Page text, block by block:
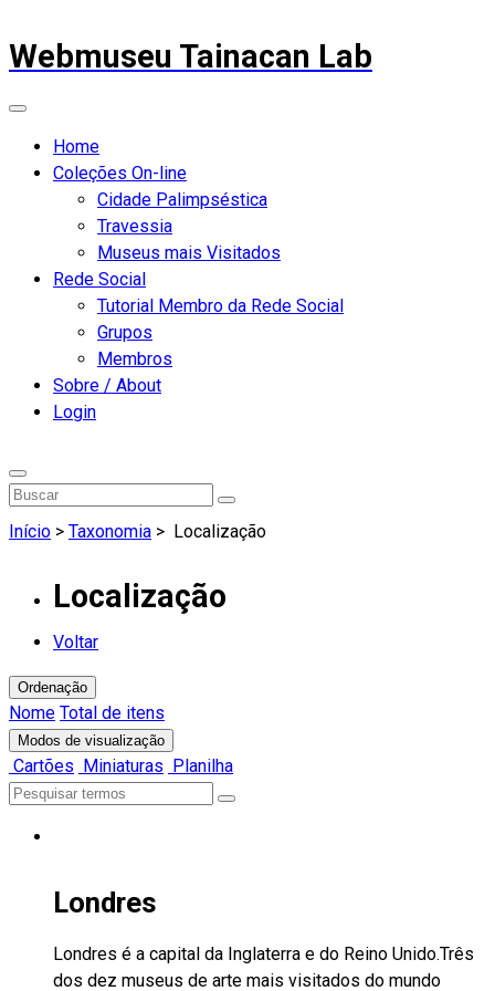
Webmuseu Tainacan Lab
Home
Coleções On-line
Cidade Palimpséstica
Travessia
Museus mais Visitados
Rede Social
Tutorial Membro da Rede Social
Grupos
Membros
Sobre / About
Login
Início > Taxonomia > Localização
Localização
Voltar
Ordenação
Nome Total de itens
Modos de visualização
Cartões Miniaturas Planilha
Londres
Londres é a capital da Inglaterra e do Reino Unido.Três
dos dez museus de arte mais visitados do mundo